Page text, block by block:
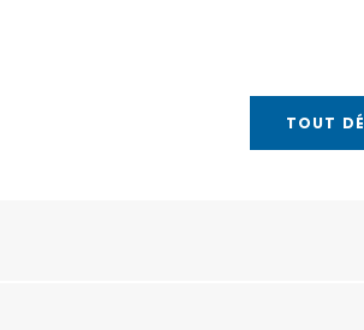
TOUT